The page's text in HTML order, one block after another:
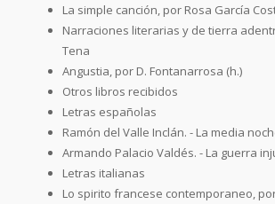
La simple canción, por Rosa García
Narraciones literarias y de tierra
Tena
Angustia, por D. Fontanarrosa (h.)
Otros libros recibidos
Letras españolas
Ramón del Valle Inclán. - La media
Armando Palacio Valdés. - La guerra
Letras italianas
Lo spirito francese contemporaneo,